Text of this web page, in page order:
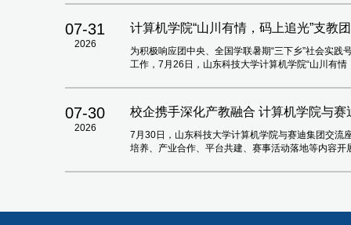
07-31
2026
计算机学院“山川有情，码上追光”支教
为积极响应团中央、全国学联暑期“三下乡”社会实
工作，7月26日，山东科技大学计算机学院“山川有
07-30
2026
校企携手深化产教融合 计算机学院与
7月30日，山东科技大学计算机学院与赛迪集团交流
培养、产业合作、平台共建、赛事活动落地等内容